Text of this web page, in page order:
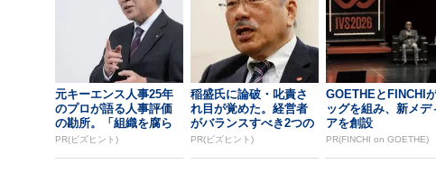
元キーエンス人事25年
のプロが語る人事評価
の勘所。「組織を腐ら
せるNG評価」とは...
PR(ビズヒント)
稲盛氏に論破・叱責さ
れ目が覚めた。経営者
がバランスすべき2つの
背反
PR(ビズヒント)
GOETHEとFINCHI
ッグを組み、新メデ
アを創設
PR(FINCHI on GOETHE)